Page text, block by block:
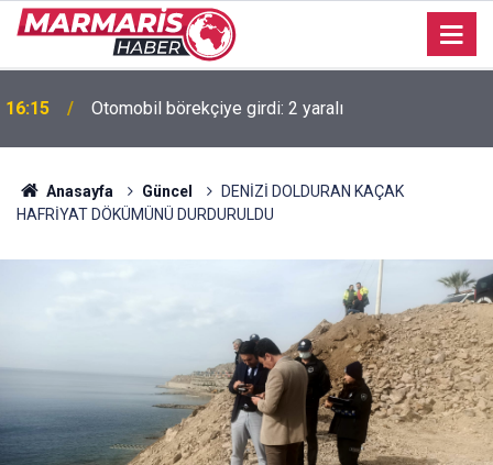
16:14
çalışıyoruz"
Anasayfa Güncel
DENİZİ DOLDURAN KAÇAK
HAFRİYAT DÖKÜMÜNÜ DURDURULDU